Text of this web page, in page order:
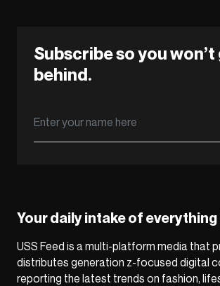
Subscribe so you
behind.
Your daily intake of
USS Feed is a multi-platform media that
distributes generation z-focused digital
reporting the latest trends on fashion,